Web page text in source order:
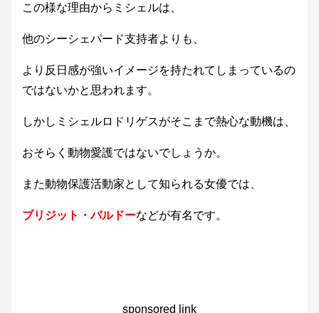
この様な理由からミシェルは、
他のシーシェパード支持者よりも、
より反日感が強いイメージを持たれてしまっているの
ではないかと思われます。
しかしミシェルロドリゲスがそこまで熱心な動機は、
おそらく動物愛護ではないでしょうか。
また動物保護活動家として知られる女優では、
ブリジット・バルドーなどが有名です。
sponsored link